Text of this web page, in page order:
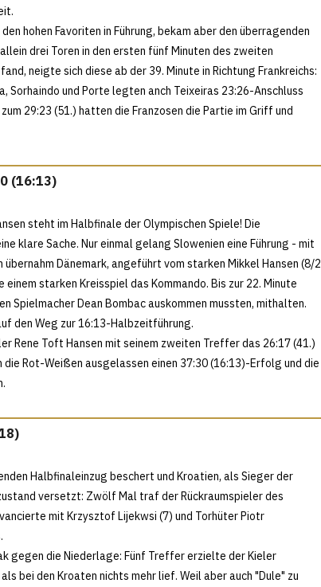
hohen Favoriten in Führung, bekam aber den überragenden
drei Toren in den ersten fünf Minuten des zweiten
neigte sich diese ab der 39. Minute in Richtung Frankreichs:
Sorhaindo und Porte legten anch Teixeiras 23:26-Anschluss
29:23 (51.) hatten die Franzosen die Partie im Griff und
(16:13)
steht im Halbfinale der Olympischen Spiele! Die
klare Sache. Nur einmal gelang Slowenien eine Führung - mit
Dänemark, angeführt vom starken Mikkel Hansen (8/2
starken Kreisspiel das Kommando. Bis zur 22. Minute
Spielmacher Dean Bombac auskommen mussten, mithalten.
den Weg zur 16:13-Halbzeitführung.
Rene Toft Hansen mit seinem zweiten Treffer das 26:17 (41.)
Rot-Weißen ausgelassen einen 37:30 (16:13)-Erfolg und die
Halbfinaleinzug beschert und Kroatien, als Sieger der
versetzt: Zwölf Mal traf der Rückraumspieler des
mit Krzysztof Lijekwsi (7) und Torhüter Piotr
gegen die Niederlage: Fünf Treffer erzielte der Kieler
bei den Kroaten nichts mehr lief. Weil aber auch "Dule" zu